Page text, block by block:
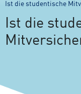
sind
hier:
Ist die studentische
Ist die